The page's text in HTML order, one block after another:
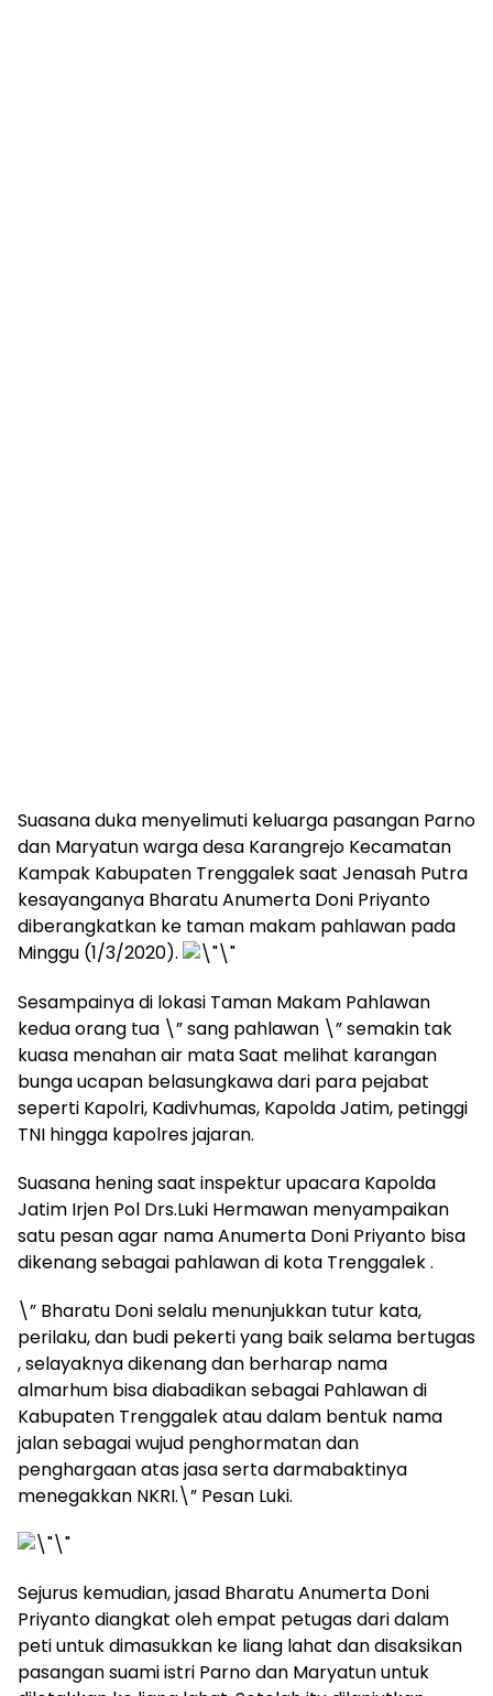
Suasana duka menyelimuti keluarga pasangan Parno
dan Maryatun warga desa Karangrejo Kecamatan
Kampak Kabupaten Trenggalek saat Jenasah Putra
kesayanganya Bharatu Anumerta Doni Priyanto
diberangkatkan ke taman makam pahlawan pada
Minggu (1/3/2020).
Sesampainya di lokasi Taman Makam Pahlawan
kedua orang tua \” sang pahlawan \” semakin tak
kuasa menahan air mata Saat melihat karangan
bunga ucapan belasungkawa dari para pejabat
seperti Kapolri, Kadivhumas, Kapolda Jatim, petinggi
TNI hingga kapolres jajaran.
Suasana hening saat inspektur upacara Kapolda
Jatim Irjen Pol Drs.Luki Hermawan menyampaikan
satu pesan agar nama Anumerta Doni Priyanto bisa
dikenang sebagai pahlawan di kota Trenggalek .
\” Bharatu Doni selalu menunjukkan tutur kata,
perilaku, dan budi pekerti yang baik selama bertugas
, selayaknya dikenang dan berharap nama
almarhum bisa diabadikan sebagai Pahlawan di
Kabupaten Trenggalek atau dalam bentuk nama
jalan sebagai wujud penghormatan dan
penghargaan atas jasa serta darmabaktinya
menegakkan NKRI.\” Pesan Luki.
Sejurus kemudian, jasad Bharatu Anumerta Doni
Priyanto diangkat oleh empat petugas dari dalam
peti untuk dimasukkan ke liang lahat dan disaksikan
pasangan suami istri Parno dan Maryatun untuk